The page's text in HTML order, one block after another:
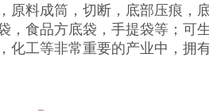
原料成筒，切断，底部压痕，
，食品方底袋，手提袋等；可
化工等非常重要的产业中，拥